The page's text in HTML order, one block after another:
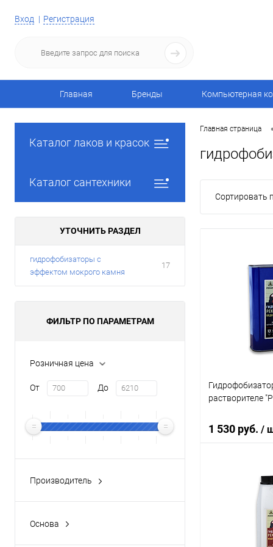
Вход Регистрация
Главная Бренды Компьютерная
Каталог лаков и красок
Каталог сантехники
УТОЧНИТЬ РАЗДЕЛ
гидрофобизаторы с
эффектом мокрого камня
17
ФИЛЬТР ПО ПАРАМЕТРАМ
Розничная цена
От До
Производитель
Основа
Главная страница
Сортировать
растворителе
1 530 руб. /
В
Купить в 1